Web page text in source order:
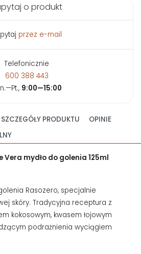
o produkt
przez e-mail
Telefonicznie
600 388 443
9:00—15:00
SZCZEGÓŁY PRODUKTU
OPINIE
Vera mydło do golenia 125ml
Rasozero, specjalnie
skóry. Tradycyjna receptura z
kokosowym, kwasem łojowym
podrażnienia wyciągiem